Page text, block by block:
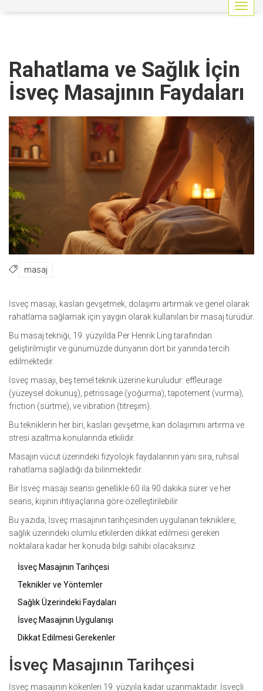
G
e
y
i
a
Rahatlama ve Sağlık İçin
İsveç Masajının Faydaları
masaj
İsveç masajı, kasları gevşetmek, dolaşımı artırmak ve genel olarak
rahatlama sağlamak için yaygın olarak kullanılan bir masaj türüdür.
Bu masaj tekniği, 19. yüzyılda Per Henrik Ling tarafından
geliştirilmiştir ve günümüzde dünyanın dört bir yanında tercih
edilmektedir.
İsveç masajı, beş temel teknik üzerine kuruludur: effleurage
(yüzeysel dokunuş), petrissage (yoğurma), tapotement (vurma),
friction (sürtme), ve vibration (titreşim).
Bu tekniklerin her biri, kasları gevşetme, kan dolaşımını artırma ve
stresi azaltma konularında etkilidir.
Masajın vücut üzerindeki fizyolojik faydalarının yanı sıra, ruhsal
rahatlama sağladığı da bilinmektedir.
Bir İsveç masajı seansı genellikle 60 ila 90 dakika sürer ve her
seans, kişinin ihtiyaçlarına göre özelleştirilebilir.
Bu yazıda, İsveç masajının tarihçesinden uygulanan tekniklere,
sağlık üzerindeki olumlu etkilerden dikkat edilmesi gereken
noktalara kadar her konuda bilgi sahibi olacaksınız.
İsveç Masajının Tarihçesi
Teknikler ve Yöntemler
Sağlık Üzerindeki Faydaları
İsveç Masajının Uygulanışı
Dikkat Edilmesi Gerekenler
İsveç Masajının Tarihçesi
İsveç masajının kökenleri 19. yüzyıla kadar uzanmaktadır. İsveçli